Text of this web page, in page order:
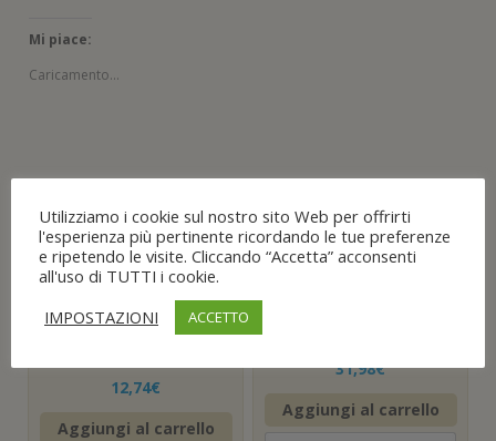
Mi piace:
Caricamento...
Prodotti correlati
SPAZZOLA
MANUALE in filo di
ACCIAIO INOX per
BARBECUE OSSIDI
12,74€
Aggiungi al carrello
31,98€
Aggiungi al carrello
Utilizziamo i cookie sul nostro sito Web per offrirti
l'esperienza più pertinente ricordando le tue preferenze
e ripetendo le visite. Cliccando “Accetta” acconsenti
all'uso di TUTTI i cookie.
IMPOSTAZIONI
ACCETTO